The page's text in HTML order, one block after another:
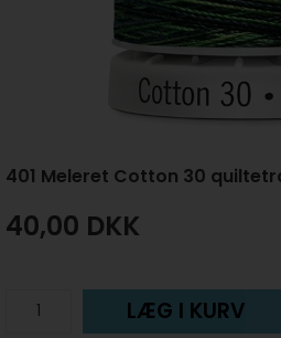
401 Meleret Cotton 30
40,00 DKK
LÆG I KURV